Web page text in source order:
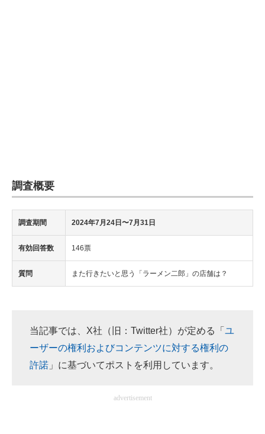
調査概要
調査期間 2024年7月24日〜7月31日
有効回答数 146票
質問 また行きたいと思う「ラーメン二郎」の店舗は？
当記事では、X社（旧：Twitter社）が定める「 ユ
ーザーの権利およびコンテンツに対する権利の
許諾 」に基づいてポストを利用しています。
advertisement